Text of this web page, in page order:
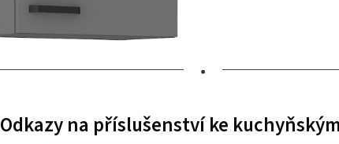
•
Odkazy na příslušenství ke